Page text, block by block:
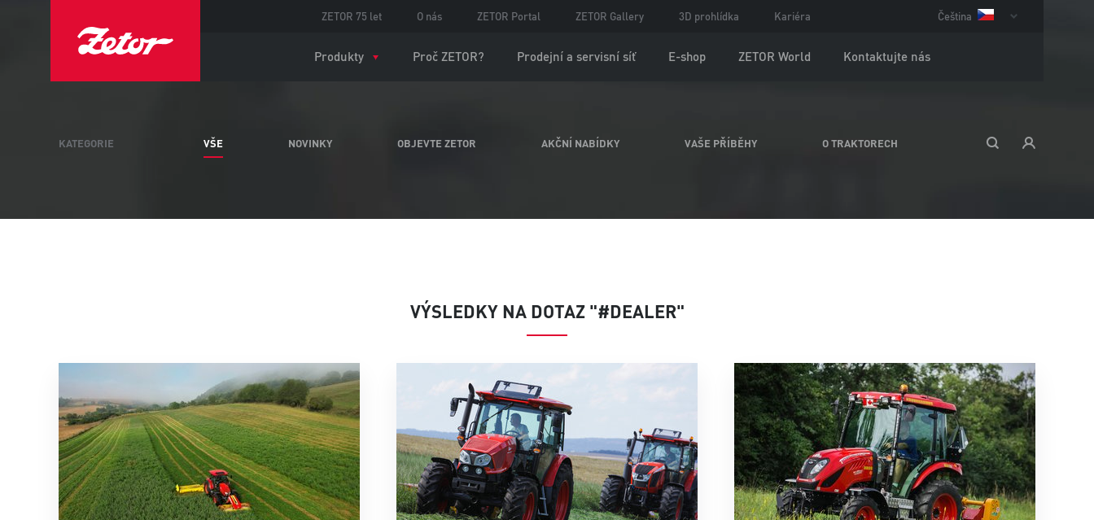
ZETOR 75 let O nás ZETOR Portal ZETOR Gallery 3D prohlídka Kariéra Čeština
Produkty Proč ZETOR? Prodejní a servisní síť E-shop ZETOR World Kontaktujte nás
KATEGORIE VŠE NOVINKY OBJEVTE ZETOR AKČNÍ NABÍDKY VAŠE PŘÍBĚHY O TRAKTORECH
VÝSLEDKY NA DOTAZ "#DEALER"